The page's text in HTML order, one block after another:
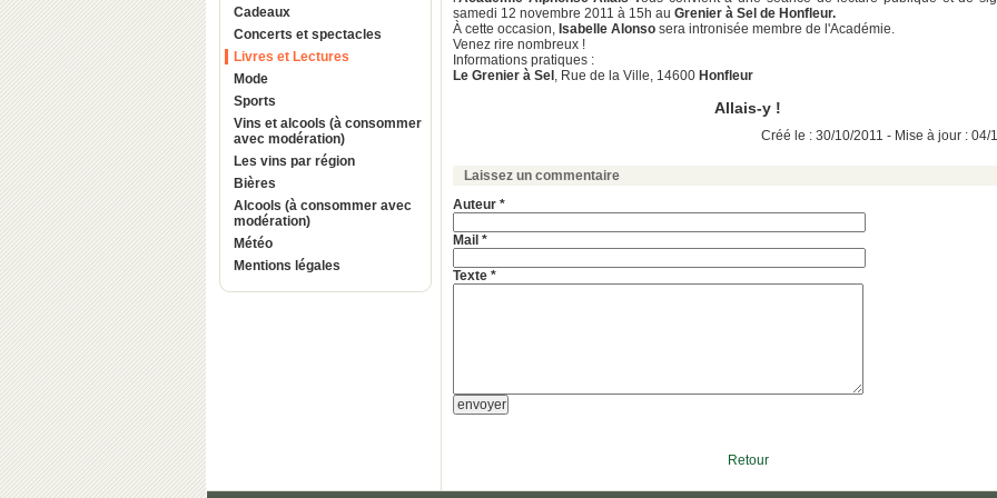
Cadeaux
Concerts et spectacles
Livres et Lectures
Mode
Sports
Vins et alcools (à consommer
avec modération)
Les vins par région
Bières
Alcools (à consommer avec
modération)
Météo
Mentions légales
samedi 12 novembre 2011 à 15h au Grenier à Sel de Honfleur.
À cette occasion, Isabelle Alonso sera intronisée membre de l'Académie.
Venez rire nombreux !
Informations pratiques :
Le Grenier à Sel , Rue de la Ville, 14600 Honfleur
Allais-y !
Créé le : 30/10/2011 - Mise à jour : 04/
Laissez un commentaire
Auteur *
Mail *
Texte *
Retour